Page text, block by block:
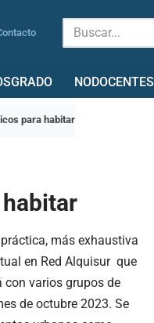
NODOCENTES
para habitar
más exhaustiva
en Red Alquisur que
varios grupos de
de octubre 2023. Se